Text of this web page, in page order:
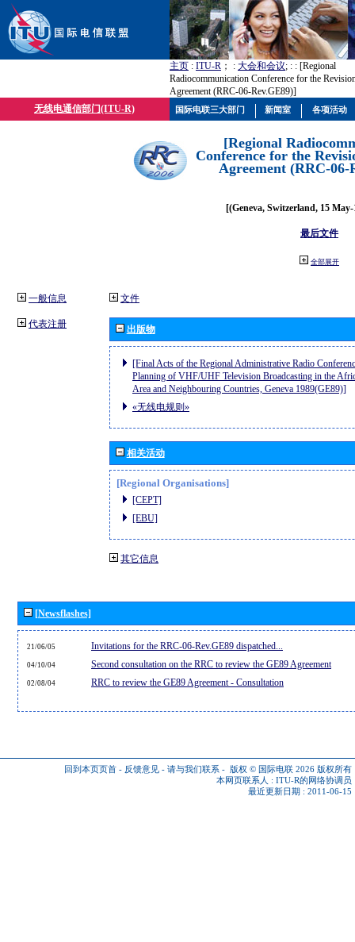
主页 : ITU-R ； : 大会和会议; : : [Regional
Radiocommunication Conference for the
Agreement (RRC-06-Rev.GE89)]
无线电通信部门(ITU-R)
[Regional
Conference for the
Agreement (RRC-06-
[(Geneva, Switzerland, 15
最后文件
全部展开
一般信息
代表注册
文件
出版物
[Final Acts of the Regional Administrative Radio
Planning of VHF/UHF Television Broadcasting in the
Area and Neighbouring Countries, Geneva 1989(GE89)]
«无线电规则»
相关活动
[Regional Organisations]
[CEPT]
[EBU]
其它信息
[Newsflashes]
21/06/05 Invitations for the RRC-06-Rev.GE89 dispatched...
04/10/04 Second consultation on the RRC to review the GE89 Agreement
02/08/04 RRC to review the GE89 Agreement - Consultation
回到本页页首 - 反馈意见 - 请与我们联系 - 版权 © 国际电联 2026 版权所有
本网页联系人 : ITU-R的网络协调员
最近更新日期 : 2011-06-15
国际电联三大部门 新闻室 各项活动